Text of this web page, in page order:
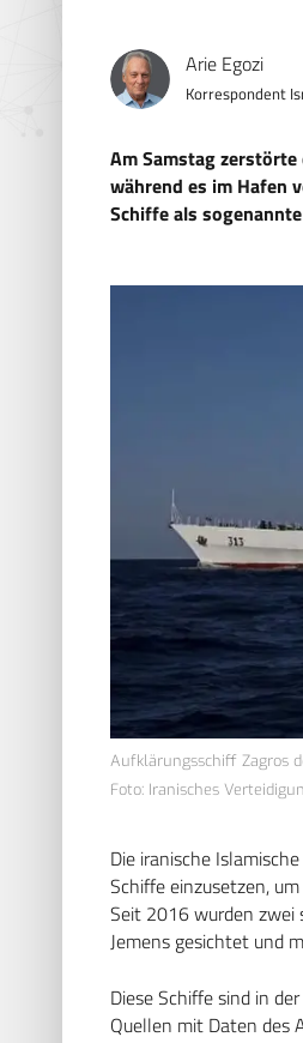
Arie Egozi
Korrespondent
Am Samstag
während es im Hafen
Schiffe als
Aufklärungsschiff Zagros
Foto: Iranisches
Die iranische
Schiffe einzusetzen,
Seit 2016 wurden zwei
Jemens gesichtet und
Diese Schiffe sind in
Quellen mit Daten des